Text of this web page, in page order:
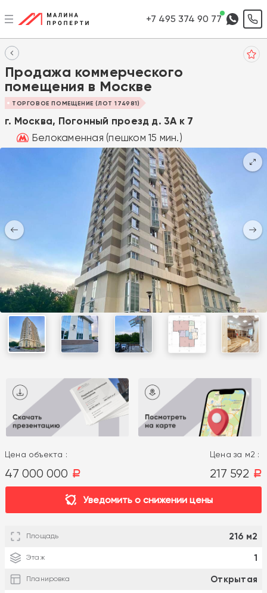
+7 495 374 90 77
Продажа коммерческого
помещения в Москве
ТОРГОВОЕ ПОМЕЩЕНИЕ (ЛОТ 174981)
г. Москва, Погонный проезд д. 3А к 7
Белокаменная (пешком 15 мин.)
Цена объекта :
47 000 000 a
Цена за м2 :
217 592 a
Уведомить о снижении цены
Площадь 216 м2
Этаж 1
Планировка Открытая